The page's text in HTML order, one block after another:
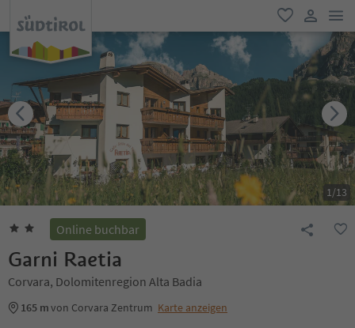
favorit
user link
1/13
Online buchbar
Garni Raetia
Corvara, Dolomitenregion Alta Badia
165 mvon Corvara Zentrum Karte anzeigen